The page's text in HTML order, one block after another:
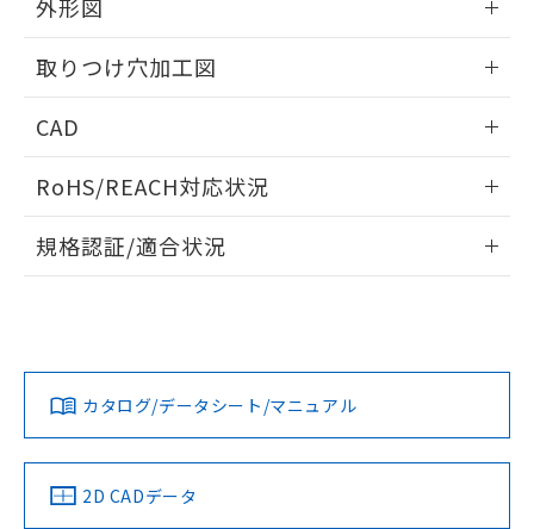
外形図
取りつけ穴加工図
CAD
ドすることができます。
ログイン/会員登録
ダウンロードデータをご利用いただく前に、以下を必ずお読
みください。
ソフトウェアの使用条件
RoHS/REACH対応状況
EU RoHS 注意事項・凡例
対応済み
中国 RoHS 注意事項・凡例
規格認証/適合状況
カタログ/データシート/マニュアル
2D CADデータ
していることから、特段のことがない限
り、2022年1月12日より割愛しておりま
す。